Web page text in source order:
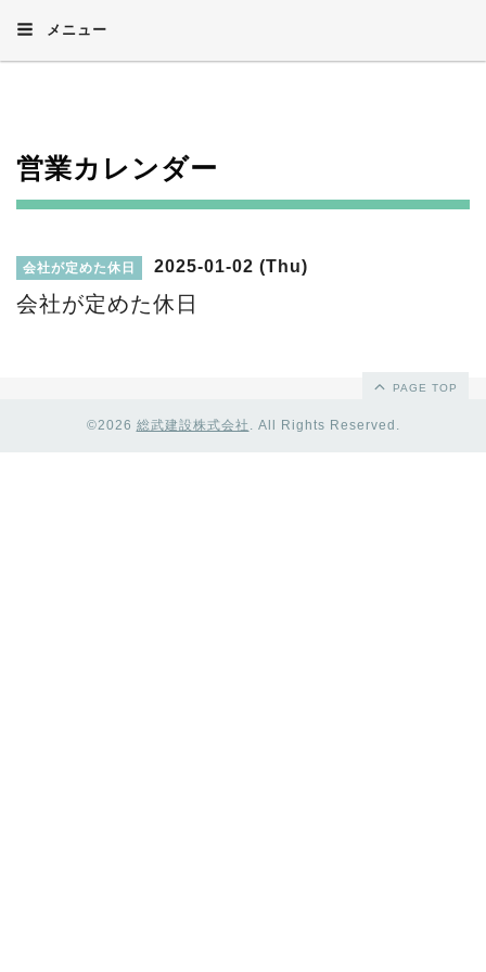
メニュー
営業カレンダー
会社が定めた休日 2025-01-02 (Thu)
会社が定めた休日
PAGE TOP
©2026 総武建設株式会社 . All Rights Reserved.